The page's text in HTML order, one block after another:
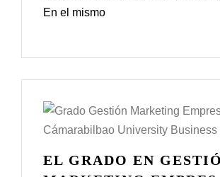
En el mismo
EL GRADO EN